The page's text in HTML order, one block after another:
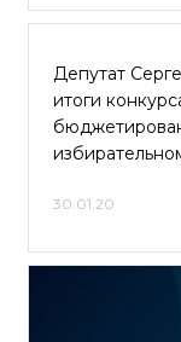
Депутат
итоги
30.01.20